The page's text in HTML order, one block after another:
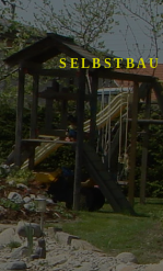
SELBSTBAU